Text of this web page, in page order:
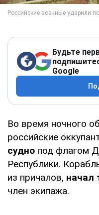
Будьте
Google
Во время ночного
российские
судно под флагом
Республики.
из причалов, начал
член экипажа.